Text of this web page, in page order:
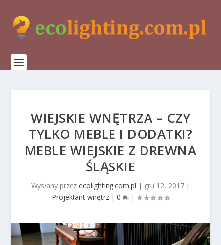
WIEJSKIE WNĘTRZA – CZY
TYLKO MEBLE I DODATKI?
MEBLE WIEJSKIE Z DREWNA
ŚLĄSKIE
Wysłany przez ecolighting.com.pl | gru 12, 2017 |
Projektant wnętrz | 0 |